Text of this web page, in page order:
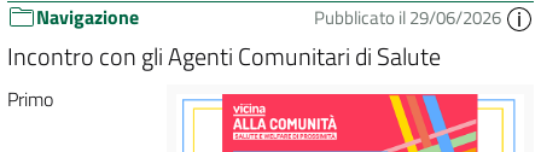
Navigazione Pubblicato il 29/06/2026
Incontro con gli Agenti Comunitari di Salute
Primo